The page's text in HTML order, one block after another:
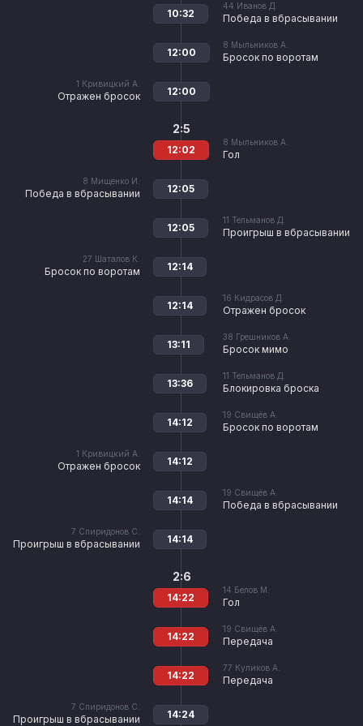
44 Иванов Д.
Победа в вбрасывании
10:32
8 Мыльников А.
Бросок по воротам
12:00
1 Кривицкий А.
Отражен бросок 12:00
8 Мыльников А.
Гол
2:5
12:02
8 Мищенко И.
Победа в вбрасывании 12:05
11 Тельманов Д.
Проигрыш в вбрасывании
12:05
27 Шаталов К.
Бросок по воротам 12:14
16 Кидрасов Д.
Отражен бросок
12:14
38 Грешников А.
Бросок мимо
13:11
11 Тельманов Д.
Блокировка броска
13:36
19 Свищёв А.
Бросок по воротам
14:12
1 Кривицкий А.
Отражен бросок 14:12
19 Свищёв А.
Победа в вбрасывании
14:14
7 Спиридонов С.
Проигрыш в вбрасывании 14:14
14 Белов М.
Гол
2:6
14:22
19 Свищёв А.
Передача
14:22
77 Куликов А.
Передача
14:22
7 Спиридонов С.
Проигрыш в вбрасывании 14:24